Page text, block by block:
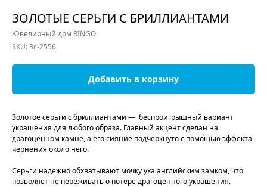
ЗОЛОТЫЕ СЕРЬГИ С БРИЛЛИАНТАМИ
Ювелирный дом RINGO
SKU:3с-2556
Добавить в корзину
Золотое серьги с бриллиантами — беспроигрышный вариант
украшения для любого образа. Главный акцент сделан на
драгоценном камне, а его сияние подчеркнуто с помощью эффекта
чернения около него.
Серьги надежно обхватывают мочку уха английским замком, что
позволяет не переживать о потере драгоценного украшения.